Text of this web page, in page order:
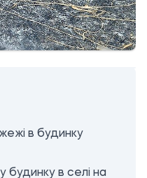
в будинку
в селі на